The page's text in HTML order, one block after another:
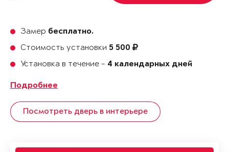
Замер бесплатно.
Стоимость установки 5 500
Установка в течение - 4 календарных дней
Подробнее
Посмотреть дверь в интерьере